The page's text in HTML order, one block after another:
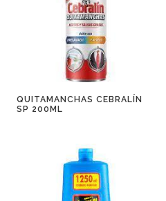
QUITAMANCHAS CEBRALÍN
SP 200ML